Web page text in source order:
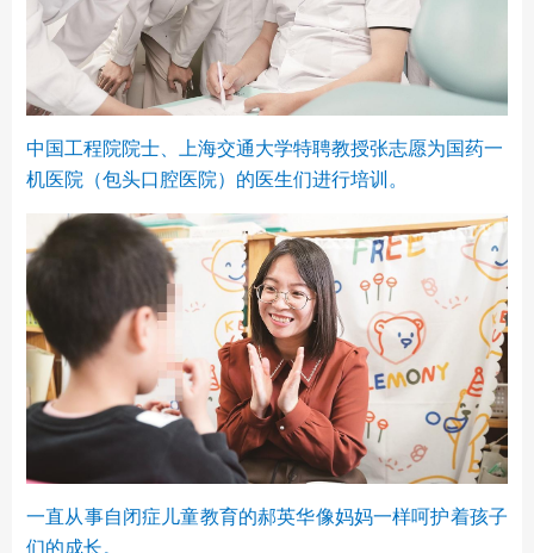
中国工程院院士、上海交通大学特聘教授张志愿为国药一
机医院（包头口腔医院）的医生们进行培训。
一直从事自闭症儿童教育的郝英华像妈妈一样呵护着孩子
们的成长。